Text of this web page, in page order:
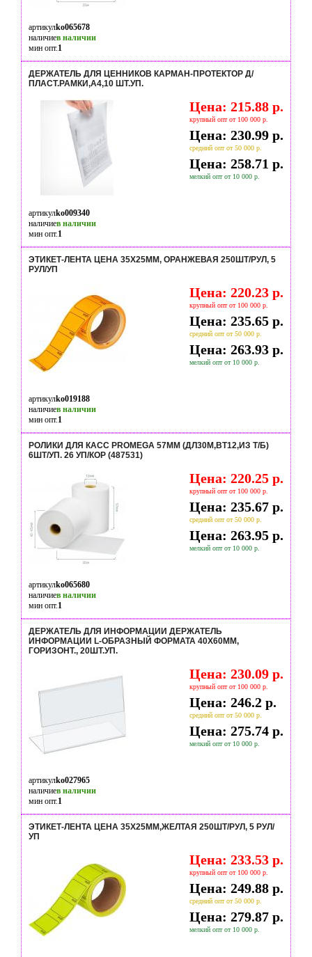
артикулko065678
наличиев наличии
мин опт.1
ДЕРЖАТЕЛЬ ДЛЯ ЦЕННИКОВ КАРМАН-ПРОТЕКТОР Д/
ПЛАСТ.РАМКИ,А4,10 ШТ.УП.
Цена: 215.88 р.
крупный опт от 100 000 р.
Цена: 230.99 р.
средний опт от 50 000 р.
Цена: 258.71 р.
мелкий опт от 10 000 р.
артикулko009340
наличиев наличии
мин опт.1
ЭТИКЕТ-ЛЕНТА ЦЕНА 35X25ММ, ОРАНЖЕВАЯ 250ШТ/РУЛ, 5
РУЛ/УП
Цена: 220.23 р.
крупный опт от 100 000 р.
Цена: 235.65 р.
средний опт от 50 000 р.
Цена: 263.93 р.
мелкий опт от 10 000 р.
артикулko019188
наличиев наличии
мин опт.1
РОЛИКИ ДЛЯ КАСС PROMEGA 57ММ (ДЛ30М,ВТ12,ИЗ Т/Б)
6ШТ/УП. 26 УП/КОР (487531)
Цена: 220.25 р.
крупный опт от 100 000 р.
Цена: 235.67 р.
средний опт от 50 000 р.
Цена: 263.95 р.
мелкий опт от 10 000 р.
артикулko065680
наличиев наличии
мин опт.1
ДЕРЖАТЕЛЬ ДЛЯ ИНФОРМАЦИИ ДЕРЖАТЕЛЬ
ИНФОРМАЦИИ L-ОБРАЗНЫЙ ФОРМАТА 40X60ММ,
ГОРИЗОНТ., 20ШТ.УП.
Цена: 230.09 р.
крупный опт от 100 000 р.
Цена: 246.2 р.
средний опт от 50 000 р.
Цена: 275.74 р.
мелкий опт от 10 000 р.
артикулko027965
наличиев наличии
мин опт.1
ЭТИКЕТ-ЛЕНТА ЦЕНА 35X25ММ,ЖЕЛТАЯ 250ШТ/РУЛ, 5 РУЛ/
УП
Цена: 233.53 р.
крупный опт от 100 000 р.
Цена: 249.88 р.
средний опт от 50 000 р.
Цена: 279.87 р.
мелкий опт от 10 000 р.